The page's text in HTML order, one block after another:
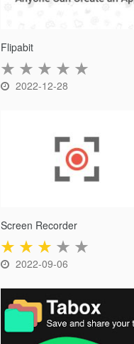
Flipabit
★ ★ ★ ★ ★
2022-12-28
Screen Recorder
★ ★ ★ ★ ★
2022-09-06